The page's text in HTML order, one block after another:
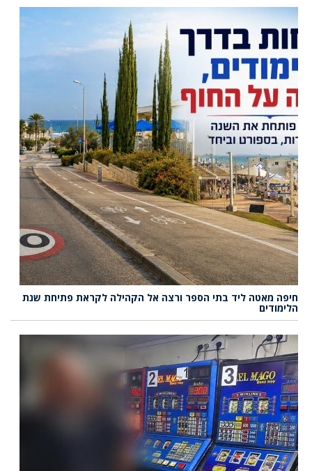
חיפה מאטה ליד בתי הספר ורצה אל הקהילה לקראת פתיחת שנת
הלימודים